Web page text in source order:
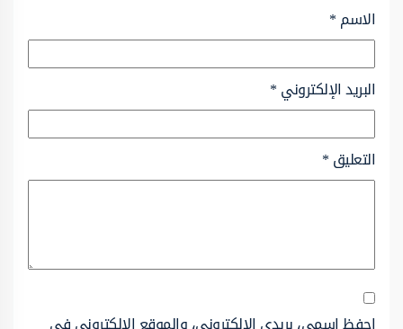
الاسم*
البريد الإلكتروني*
التعليق*